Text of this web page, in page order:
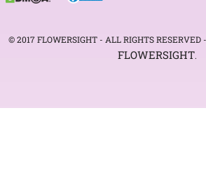
© 2017 FLOWERSIGHT - ALL RIGHTS RESERVED
FLOWERSIGHT.